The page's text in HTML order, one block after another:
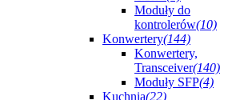
Moduły do
kontrolerów(10)
Konwertery(144)
Konwertery,
Transceiver(140)
Moduły SFP(4)
Kuchnia(22)